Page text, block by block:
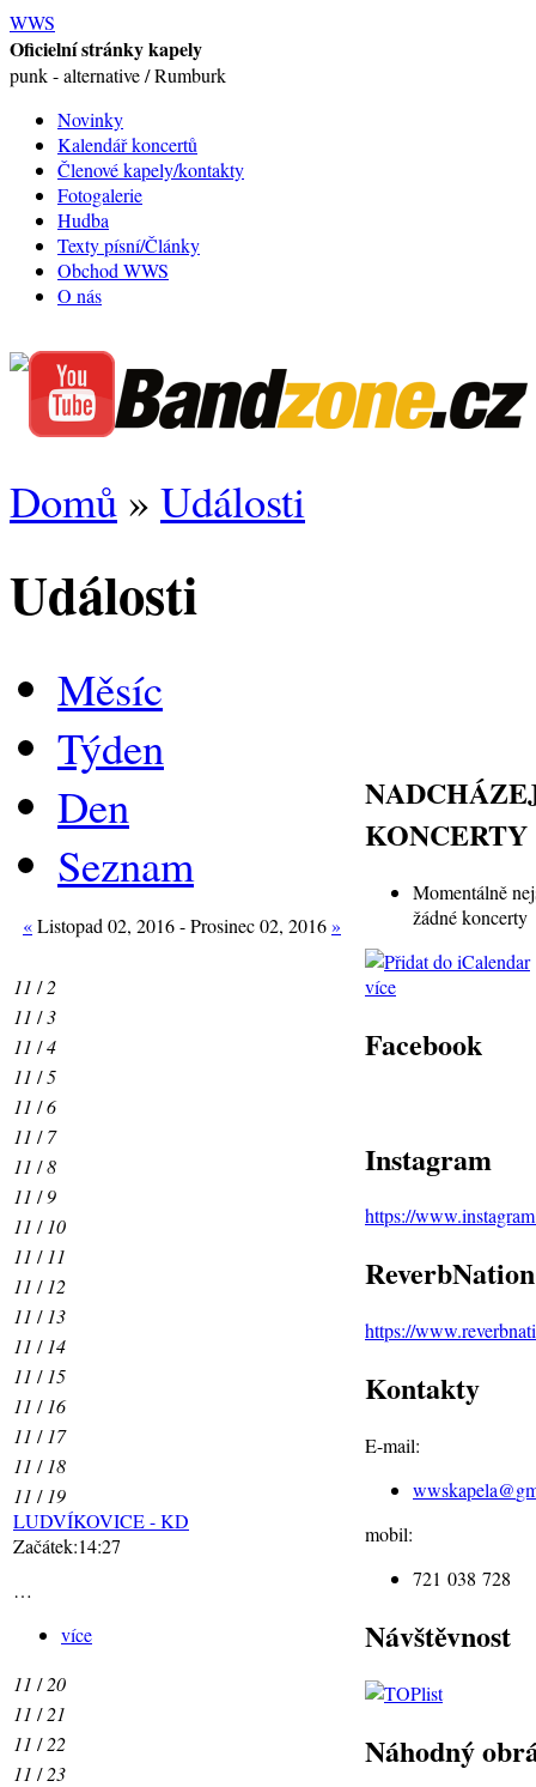
WWS
Oficielní stránky kapely
punk - alternative / Rumburk
Novinky
Kalendář koncertů
Členové kapely/kontakty
Fotogalerie
Hudba
Texty písní/Články
Obchod WWS
O nás
Domů » Události
Události
Měsíc
Týden
Den
Seznam
«Listopad 02, 2016 - Prosinec 02, 2016»
11 /2
11 /3
11 /4
11 /5
11 /6
11 /7
11 /8
11 /9
11 / 10
11 / 11
11 / 12
11 / 13
11 / 14
11 / 15
11 / 16
11 / 17
11 / 18
11 / 19
LUDVÍKOVICE - KD
Začátek:14:27
…
více
11 /20
11 /21
11 /22
11 /23
KONCERTY
Momentálně
žádné koncerty
více
Facebook
Instagram
https://
ReverbNation
https://
Kontakty
E-mail:
wwskapela@
mobil:
721 038 728
Návštěvnost
Náhodný